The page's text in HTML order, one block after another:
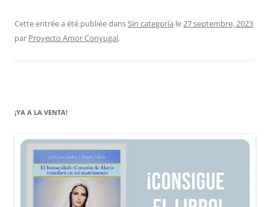
Cette entrée a été publiée dansSin categoría le27 septembre, 2023
par Proyecto Amor Conyugal.
¡YA A LA VENTA!